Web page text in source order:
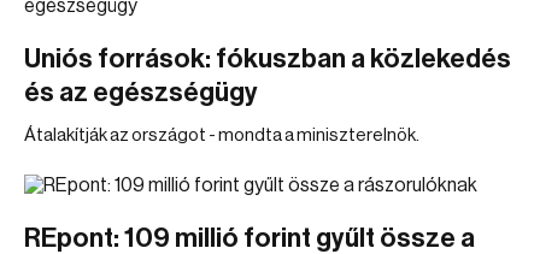
Uniós források: fókuszban a közlekedés
és az egészségügy
Átalakítják az országot - mondta a miniszterelnök.
REpont: 109 millió forint gyűlt össze a